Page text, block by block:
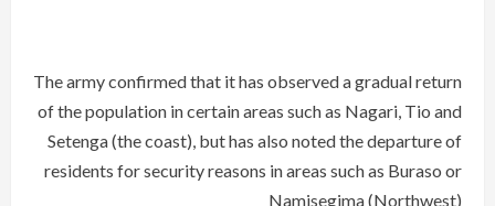
The army confirmed that it has observed a gradual return
of the population in certain areas such as Nagari, Tio and
Setenga (the coast), but has also noted the departure of
residents for security reasons in areas such as Buraso or
Namisegima (Northwest)